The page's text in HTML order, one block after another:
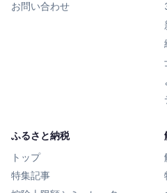
お問い合わせ
ふるさと納税
トップ
特集記事